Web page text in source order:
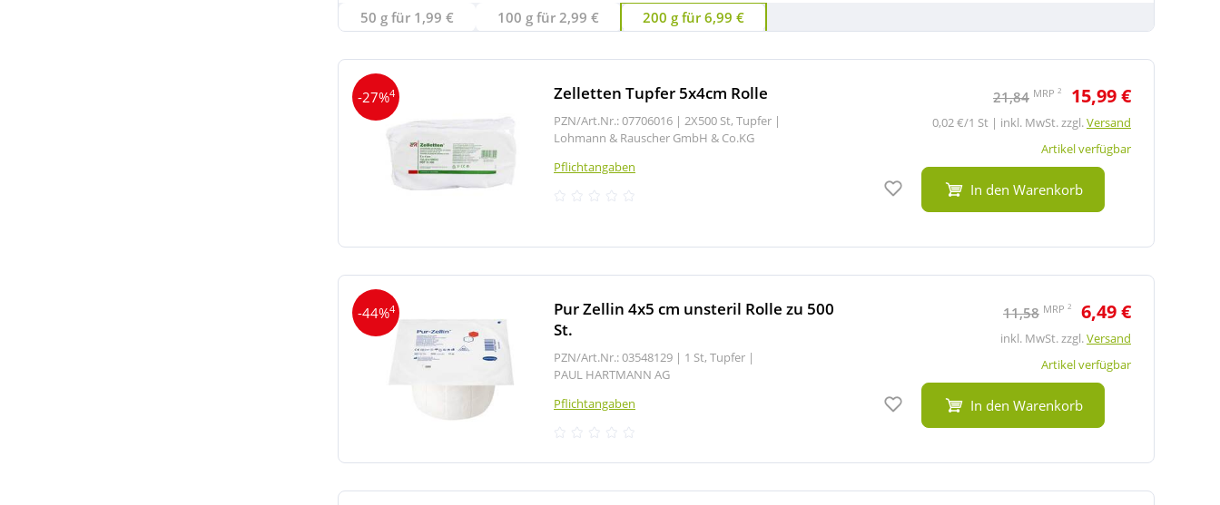
50 g für 1,99 € 100 g für 2,99 € 200 g für 6,99 €
-27%4 Zelletten Tupfer 5x4cm Rolle
PZN/Art.Nr.: 07706016 | 2X500 St, Tupfer |
Lohmann & Rauscher GmbH & Co.KG
Pflichtangaben
21,84 MRP 2 15,99 €
0,02 €/1 St | inkl. MwSt. zzgl.Versand
Artikel verfügbar
Auf den Merkzettel
In den Warenkorb
-44%4
Pur Zellin 4x5 cm unsteril Rolle zu 500
St.
PZN/Art.Nr.: 03548129 | 1 St, Tupfer |
PAUL HARTMANN AG
Pflichtangaben
11,58 MRP 2 6,49 €
inkl. MwSt. zzgl.Versand
Artikel verfügbar
Auf den Merkzettel
In den Warenkorb